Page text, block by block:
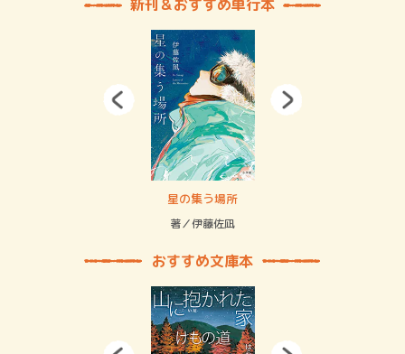
新刊＆おすすめ単行本
星の集う場所
著／伊藤佐凪
おすすめ文庫本